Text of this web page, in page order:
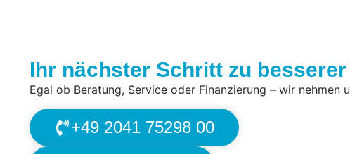
Ihr nächster Schritt zu
Egal ob Beratung, Service oder Finanzierung – wir
+49 2041 75298 00